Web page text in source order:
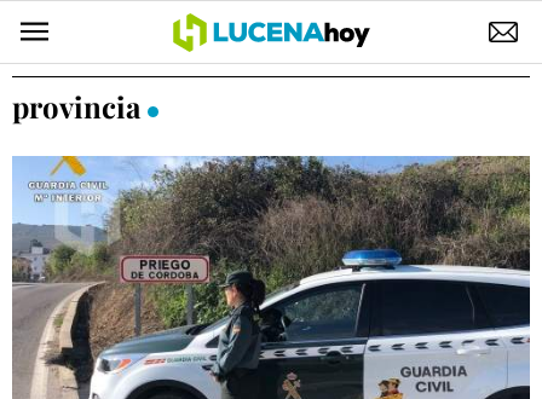
POLÍTICA
ELECCIONES
SUCESOS
ECONOMÍA
DESARROLLO LOCAL
LUCENA EMPRESAS
provincia